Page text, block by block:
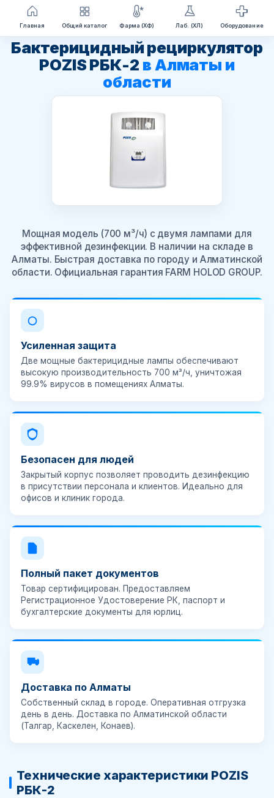
Перейти
содержимому
Бактерицидный рециркулятор
POZIS РБК-2 в Алматы и
области
Мощная модель (700 м³/ч) с двумя лампами для
эффективной дезинфекции. В наличии на складе в
Алматы. Быстрая доставка по городу и Алматинской
области. Официальная гарантия FARM HOLOD GROUP.
Усиленная защита
Две мощные бактерицидные лампы обеспечивают
высокую производительность 700 м³/ч, уничтожая
99.9% вирусов в помещениях Алматы.
Безопасен для людей
Закрытый корпус позволяет проводить дезинфекцию
в присутствии персонала и клиентов. Идеально для
офисов и клиник города.
Полный пакет документов
Товар сертифицирован. Предоставляем
Регистрационное Удостоверение РК , паспорт и
бухгалтерские документы для юрлиц.
Доставка по Алматы
Собственный склад в городе. Оперативная отгрузка
день в день. Доставка по Алматинской области
(Талгар, Каскелен, Конаев).
Технические характеристики POZIS
РБК-2
Главная Общий каталог Фарма (ХФ) Лаб. (ХЛ) Оборудование